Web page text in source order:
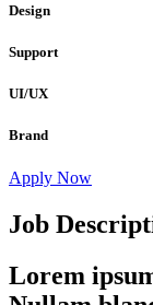
Design
Support
UI/UX
Brand
Apply Now
Job
Lorem